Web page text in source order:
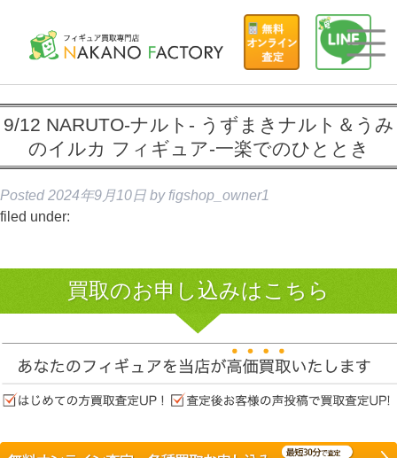
9/12 NARUTO-ナルト- うずまきナルト＆うみ
のイルカ フィギュア-一楽でのひととき
Posted 2024年9月10日 by figshop_owner1
filed under:
買取のお申し込みはこちら